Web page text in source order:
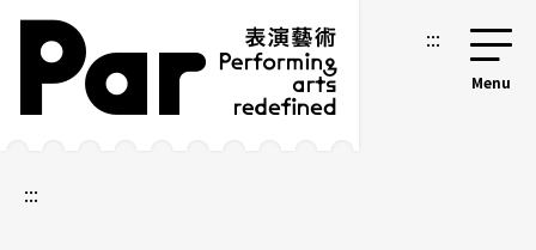
跳到主要內容區塊
網站導覽 :::
:::